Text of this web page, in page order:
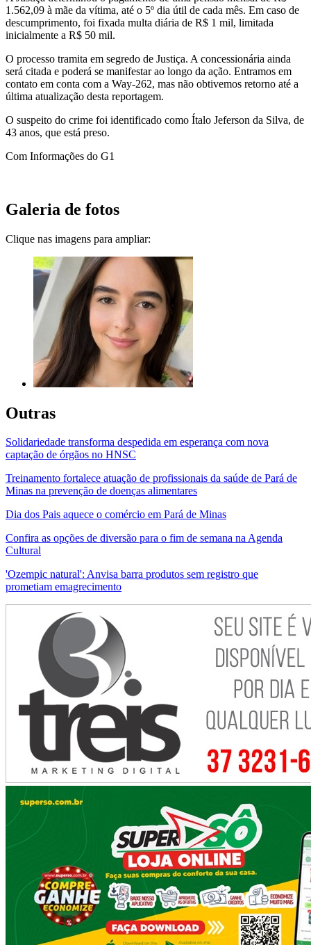
1.562,09 à mãe da vítima, até o 5º dia útil de cada mês. Em caso de
descumprimento, foi fixada multa diária de R$ 1 mil, limitada
inicialmente a R$ 50 mil.
O processo tramita em segredo de Justiça. A concessionária ainda
será citada e poderá se manifestar ao longo da ação. Entramos em
contato em conta com a Way-262, mas não obtivemos retorno até a
última atualização desta reportagem.
O suspeito do crime foi identificado como Ítalo Jeferson da Silva, de
43 anos, que está preso.
Com Informações do G1
Galeria de fotos
Clique nas imagens para ampliar:
Outras
Solidariedade transforma despedida em esperança com nova
captação de órgãos no HNSC
Treinamento fortalece atuação de profissionais da saúde de Pará de
Minas na prevenção de doenças alimentares
Dia dos Pais aquece o comércio em Pará de Minas
Confira as opções de diversão para o fim de semana na Agenda
Cultural
'Ozempic natural': Anvisa barra produtos sem registro que
prometiam emagrecimento